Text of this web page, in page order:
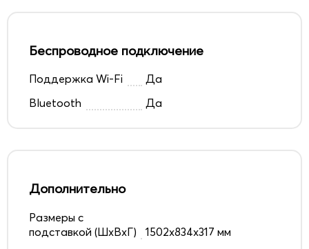
Беспроводное подключение
Поддержка Wi-Fi
Да
Bluetooth
Да
Дополнительно
Размеры с
подставкой (ШxВxГ)
1502x834x317 мм